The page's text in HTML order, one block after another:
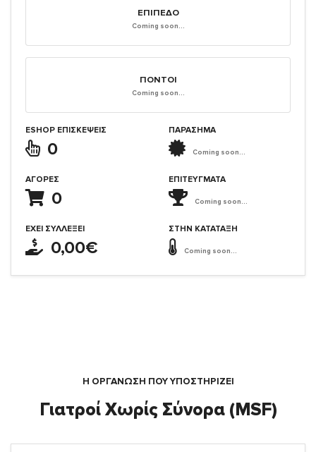
ΕΠΊΠΕΔΟ
Coming soon...
ΠΌΝΤΟΙ
Coming soon...
ESHOP ΕΠΙΣΚΈΨΕΙΣ
0
ΑΓΟΡΈΣ
0
ΈΧΕΙ ΣΥΛΛΈΞΕΙ
0,00€
ΠΑΡΑΣΗΜΑ
Coming soon...
ΕΠΙΤΕΎΓΜΑΤΑ
Coming soon...
ΣΤΗΝ ΚΑΤΆΤΑΞΗ
Coming soon...
Η ΟΡΓΆΝΩΣΗ ΠΟΥ ΥΠΟΣΤΗΡΙΖΕΙ
Γιατροί Χωρίς Σύνορα (MSF)